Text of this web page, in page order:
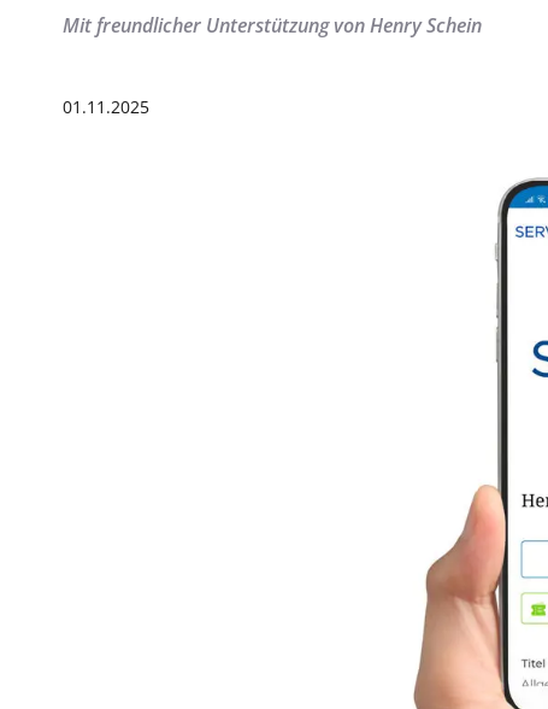
Mit freundlicher Unterstützung von Henry Schein
01.11.2025